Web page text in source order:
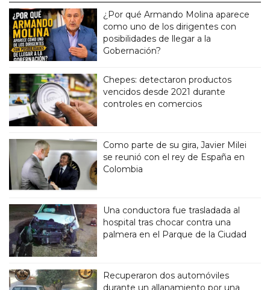
¿Por qué Armando Molina aparece
como uno de los dirigentes con
posibilidades de llegar a la
Gobernación?
Chepes: detectaron productos
vencidos desde 2021 durante
controles en comercios
Como parte de su gira, Javier Milei
se reunió con el rey de España en
Colombia
Una conductora fue trasladada al
hospital tras chocar contra una
palmera en el Parque de la Ciudad
Recuperaron dos automóviles
durante un allanamiento por una